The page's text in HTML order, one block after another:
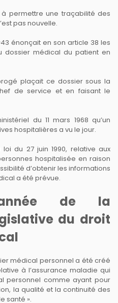
permettre une traçabilité des
pas nouvelle.
énonçait en son article 38 les
dossier médical du patient en
plaçait ce dossier sous la
de service et en faisant le
du 11 mars 1968 qu’un
hospitalières a vu le jour.
loi du 27 juin 1990, relative aux
hospitalisée en raison
d’obtenir les informations
a été prévue.
de la
du droit
médical personnel a été créé
à l’assurance maladie qui
personnel comme ayant pour
la qualité et la continuité des
santé ».